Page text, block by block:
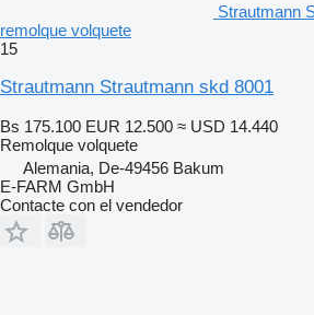
Strautmann
remolque volquete
15
Strautmann Strautmann skd 8001
Bs 175.100 EUR 12.500 ≈ USD 14.440
Remolque volquete
Alemania, De-49456 Bakum
E-FARM GmbH
Contacte con el vendedor